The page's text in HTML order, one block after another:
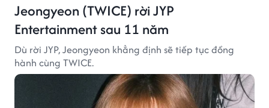
Jeongyeon (TWICE) rời JYP
Entertainment sau 11 năm
Dù rời JYP, Jeongyeon khẳng định sẽ tiếp tục đồng
hành cùng TWICE.